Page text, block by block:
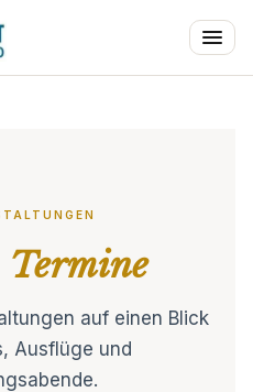
Termine
auf einen Blick
Ausflüge und